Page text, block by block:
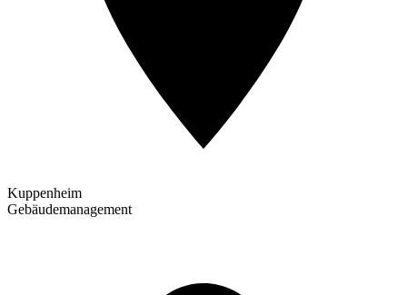
Kuppenheim
Gebäudemanagement